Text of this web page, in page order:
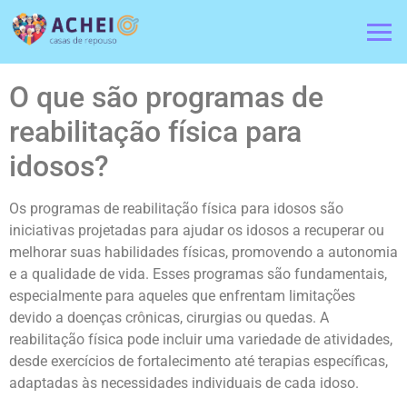
O que são programas de
reabilitação física para
idosos?
Os programas de reabilitação física para idosos são
iniciativas projetadas para ajudar os idosos a recuperar ou
melhorar suas habilidades físicas, promovendo a autonomia
e a qualidade de vida. Esses programas são fundamentais,
especialmente para aqueles que enfrentam limitações
devido a doenças crônicas, cirurgias ou quedas. A
reabilitação física pode incluir uma variedade de atividades,
desde exercícios de fortalecimento até terapias específicas,
adaptadas às necessidades individuais de cada idoso.